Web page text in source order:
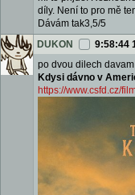
díly. Není to pro mě
Dávám tak3,5/5
DUKON
9:58:44
po dvou dilech
Kdysi dávno v
https://www.csfd.cz/